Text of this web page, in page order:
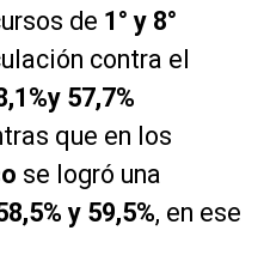
de 1° y 8°
contra el
57,7%
que en los
se logró una
y 59,5%, en ese